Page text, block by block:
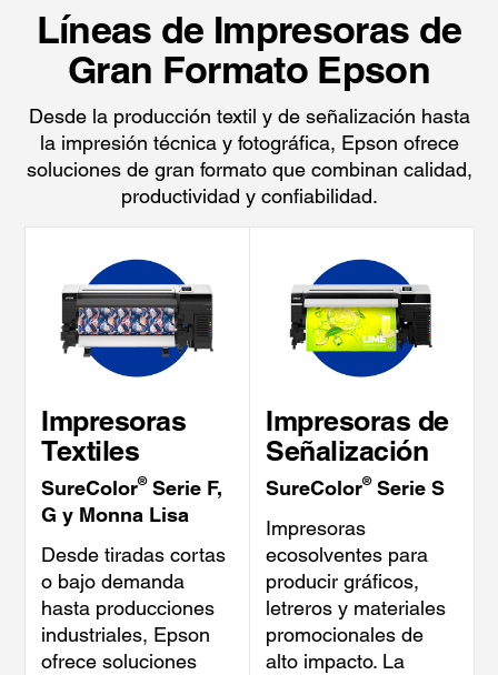
Líneas de Impresoras de
Gran Formato Epson
Desde la producción textil y de señalización hasta
la impresión técnica y fotográfica, Epson ofrece
soluciones de gran formato que combinan calidad,
productividad y confiabilidad.
Impresoras
Textiles
SureColor®Serie F,
G y Monna Lisa
Desde tiradas cortas
o bajo demanda
hasta producciones
industriales, Epson
ofrece soluciones
Impresoras de
Señalización
SureColor®Serie S
Impresoras
ecosolventes para
producir gráficos,
letreros y materiales
promocionales de
alto impacto. La